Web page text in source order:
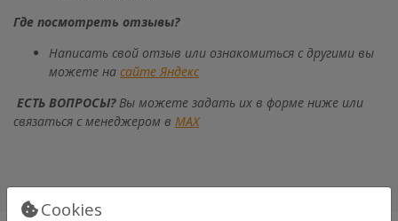
Где посмотреть отзывы?
Написать свой отзыв или ознакомиться с другими вы
можете на сайте Яндекс
ЕСТЬ ВОПРОСЫ?Вы можете задать их в форме ниже или
связаться с менеджером в МАХ
Cookies